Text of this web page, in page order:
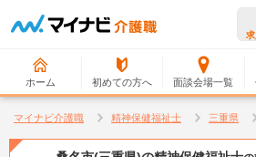
ホーム 初めての方へ 面談会場一覧
マイナビ介護職 精神保健福祉士 三重県